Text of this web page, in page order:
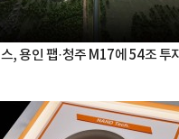
, 용인 팹·청주 M17에 54조 투